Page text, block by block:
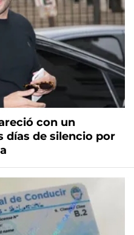
con un
de silencio por